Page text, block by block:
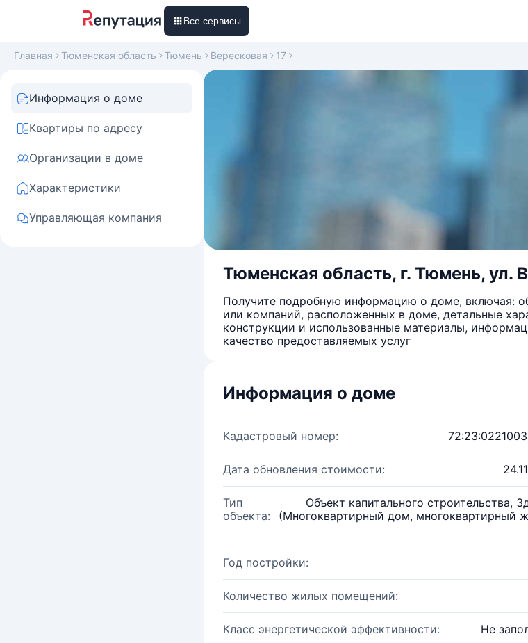
Все сервисы
Главная Тюменская область Тюмень Вересковая 17
Информация о доме
Квартиры по адресу
Организации в доме
Характеристики
Управляющая компания
Тюменская область, г. Тюмень, ул.
Получите подробную информацию о доме, включая:
или компаний, расположенных в доме, детальные
конструкции и использованные материалы,
качество предоставляемых услуг
Информация о доме
Кадастровый номер:
Дата обновления стоимости:
Тип
объекта:
Объект капитального строительства,
(Многоквартирный дом, многоквартирный
Год постройки:
Количество жилых помещений:
Класс энергетической эффективности: Не